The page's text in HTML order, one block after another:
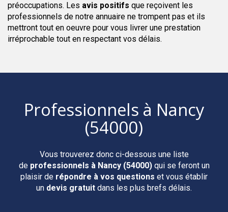
préoccupations. Les avis positifs que reçoivent les
professionnels de notre annuaire ne trompent pas et ils
mettront tout en oeuvre pour vous livrer une prestation
irréprochable tout en respectant vos délais.
Professionnels à Nancy
(54000)
Vous trouverez donc ci-dessous une liste
de professionnels à Nancy (54000)qui se feront un
plaisir de répondre à vos questions et vous établir
un devis gratuit dans les plus brefs délais.